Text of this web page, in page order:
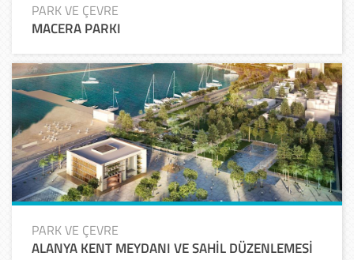
PARK VE ÇEVRE
MACERA PARKI
PARK VE ÇEVRE
ALANYA KENT MEYDANI VE SAHİL DÜZENLEMESİ